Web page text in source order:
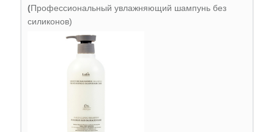
(Профессиональный увлажняющий шампунь без
силиконов)